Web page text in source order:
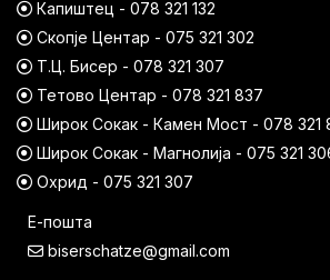
Капиштец - 078 321 132
Скопје Центар - 075 321 302
Т.Ц. Бисер - 078 321 307
Тетово Центар - 078 321 837
Широк Сокак - Камен Мост - 078 321
Широк Сокак - Магнолија - 075 321
Охрид - 075 321 307
Е-пошта
biserschatze@gmail.com